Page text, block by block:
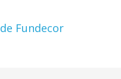
Fundecor